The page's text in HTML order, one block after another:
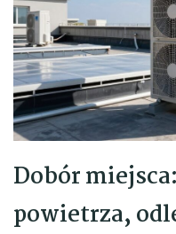
Dobór
powietrza,